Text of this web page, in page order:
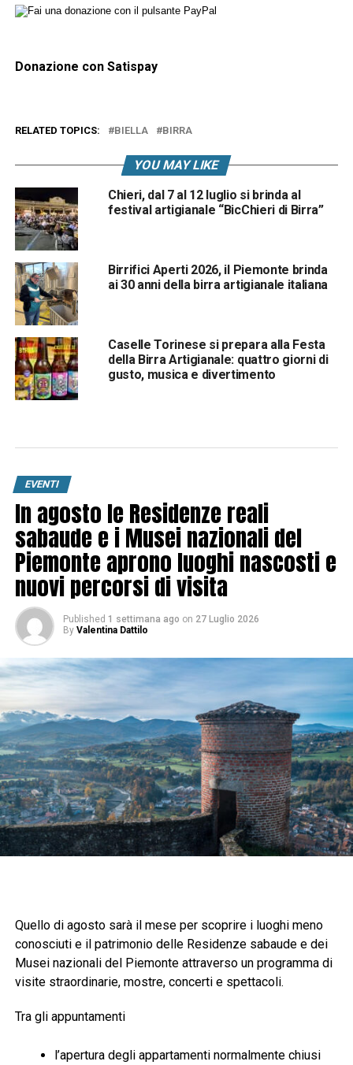
Donazione con Satispay
RELATED TOPICS: BIELLA BIRRA
YOU MAY LIKE
Chieri, dal 7 al 12 luglio si brinda al
festival artigianale “BicChieri di Birra”
Birrifici Aperti 2026, il Piemonte brinda
ai 30 anni della birra artigianale italiana
Caselle Torinese si prepara alla Festa
della Birra Artigianale: quattro giorni di
gusto, musica e divertimento
EVENTI
In agosto le Residenze reali
sabaude e i Musei nazionali del
Piemonte aprono luoghi nascosti e
nuovi percorsi di visita
Published 1 settimana ago on 27 Luglio 2026
By Valentina Dattilo
Quello di agosto sarà il mese per scoprire i luoghi meno
conosciuti e il patrimonio delle Residenze sabaude e dei
Musei nazionali del Piemonte attraverso un programma di
visite straordinarie, mostre, concerti e spettacoli.
Tra gli appuntamenti
l’apertura degli appartamenti normalmente chiusi